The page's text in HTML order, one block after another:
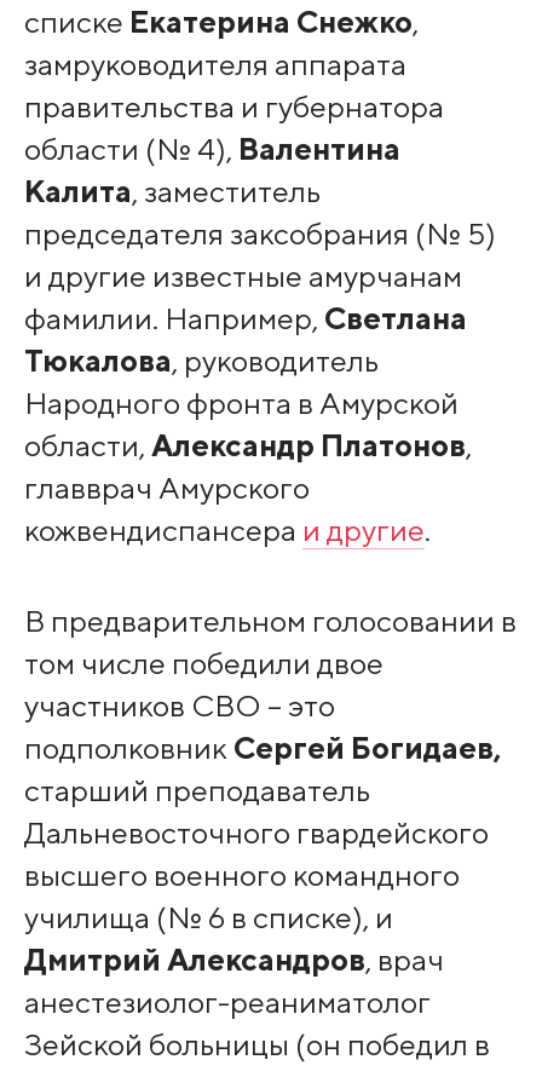
списке Екатерина Снежко,
замруководителя аппарата
правительства и губернатора
области (№ 4), Валентина
Калита, заместитель
председателя заксобрания (№ 5)
и другие известные амурчанам
фамилии. Например, Светлана
Тюкалова, руководитель
Народного фронта в Амурской
области, Александр Платонов,
главврач Амурского
кожвендиспансера и другие.
В предварительном голосовании в
том числе победили двое
участников СВО – это
подполковник Сергей Богидаев,
старший преподаватель
Дальневосточного гвардейского
высшего военного командного
училища (№ 6 в списке), и
Дмитрий Александров, врач
анестезиолог-реаниматолог
Зейской больницы (он победил в